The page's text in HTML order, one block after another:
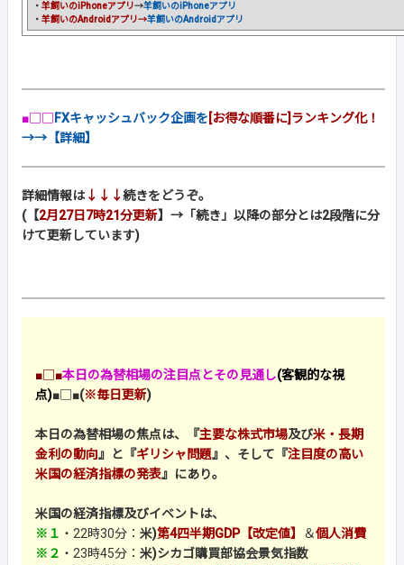
・ 羊飼いのiPhoneアプリ→羊飼いのiPhoneアプリ
・ 羊飼いのAndroidアプリ→羊飼いのAndroidアプリ
■□□ FXキャッシュバック企画を [お得な順番に]ランキング化！
→→【詳細】
詳細情報は↓↓↓続きをどうぞ。
(【2月27日7時21分更新】→「続き」以降の部分とは2段階に分
けて更新しています)
■□■本日の為替相場の注目点とその見通し(客観的な視
点)■□■(※毎日更新)
本日の為替相場の焦点は、『主要な株式市場及び米・長期
金利の動向』と『ギリシャ問題』、そして『注目度の高い
米国の経済指標の発表』にあり。
米国の経済指標及びイベントは、
※１ ・22時30分： 米)第4四半期GDP【改定値】 ＆個人消費
※２ ・23時45分： 米)シカゴ購買部協会景気指数